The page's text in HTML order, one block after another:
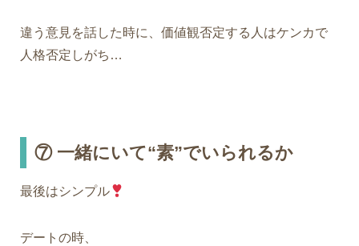
違う意見を話した時に、価値観否定する人はケンカで
人格否定しがち…
⑦一緒にいて“素”でいられるか
最後はシンプル
デートの時、